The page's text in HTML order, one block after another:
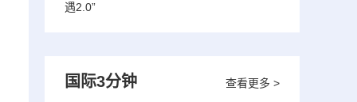
遇2.0”
查看更多 >
国际3分钟